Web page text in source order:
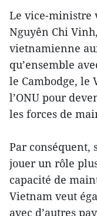
Le vice-ministre
Nguyên Chi
vietnamienne
qu’ensemble
le Cambodge, le
l’ONU pour
les forces de
Par conséquent,
jouer un rôle
capacité de
Vietnam veut
avec d’autres